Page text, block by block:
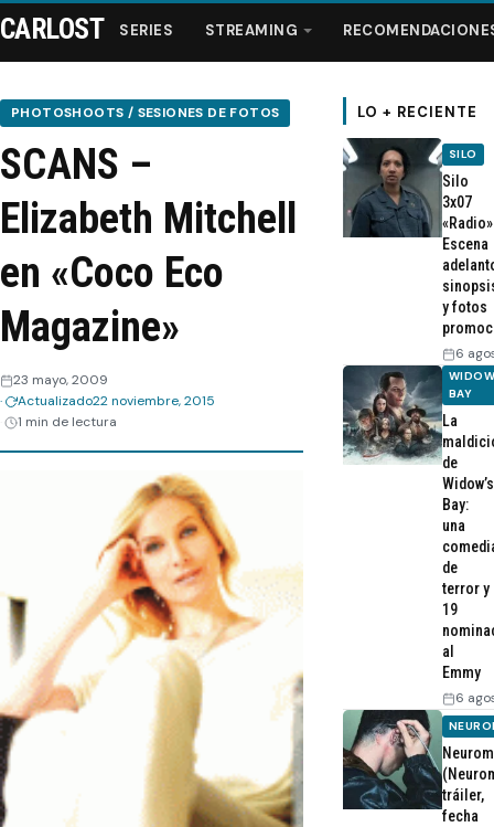
Series
Streaming
Recomendaciones
Videos
Webisodios
CARLOST SERIES STREAMING
PHOTOSHOOTS / SESIONES DE FOTOS
SCANS –
Elizabeth Mitchell
en «Coco Eco
Magazine»
23 mayo, 2009
Actualizado22 noviembre, 2015
1 min de lectura
LO + RECIENTE
SILO
Silo
3x07
Escena
y fotos
6
BAY
La
de
Widow’s
Bay:
una
de
terror y
19
al
Emmy
6
tráiler,
fecha